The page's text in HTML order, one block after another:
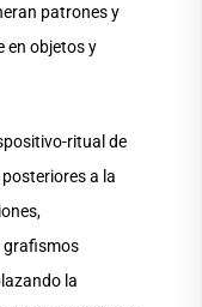
patrones y
en objetos y
ritual de
a la
grafismos
la